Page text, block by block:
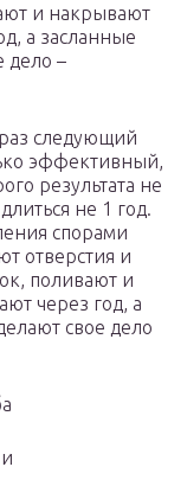
и накрывают
а засланные
дело –
следующий
эффективный,
результата не
не 1 год.
спорами
отверстия и
поливают и
через год, а
свое дело